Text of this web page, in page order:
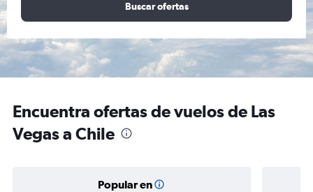
Buscar ofertas
Encuentra ofertas de vuelos de Las
Vegas a Chile
Popular en